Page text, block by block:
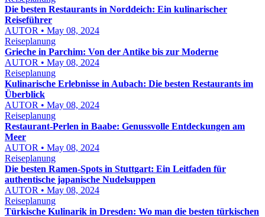
Die besten Restaurants in Norddeich: Ein kulinarischer
Reiseführer
AUTOR • May 08, 2024
Reiseplanung
Grieche in Parchim: Von der Antike bis zur Moderne
AUTOR • May 08, 2024
Reiseplanung
Kulinarische Erlebnisse in Aubach: Die besten Restaurants im
Überblick
AUTOR • May 08, 2024
Reiseplanung
Restaurant-Perlen in Baabe: Genussvolle Entdeckungen am
Meer
AUTOR • May 08, 2024
Reiseplanung
Die besten Ramen-Spots in Stuttgart: Ein Leitfaden für
authentische japanische Nudelsuppen
AUTOR • May 08, 2024
Reiseplanung
Türkische Kulinarik in Dresden: Wo man die besten türkischen